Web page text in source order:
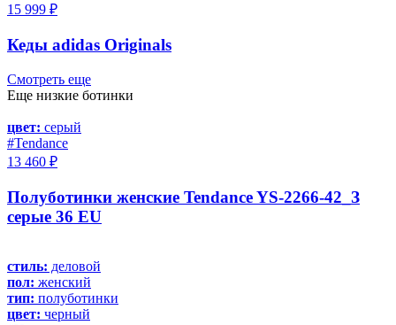
15 999 ₽
Кеды adidas Originals
Смотреть еще
Еще низкие ботинки
цвет: серый
#Tendance
13 460 ₽
Полуботинки женские Tendance YS-2266-42_З
серые 36 EU
стиль: деловой
пол: женский
тип: полуботинки
цвет: черный